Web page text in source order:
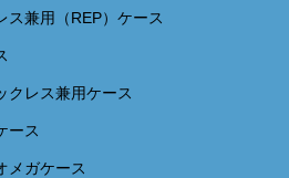
ス兼用（REP）ケース
クレス兼用ケース
ース
メガケース